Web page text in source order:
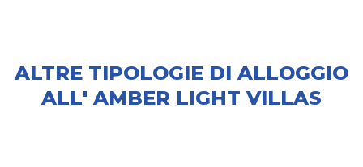
ALTRE TIPOLOGIE DI ALLOGGIO
ALL' AMBER LIGHT VILLAS